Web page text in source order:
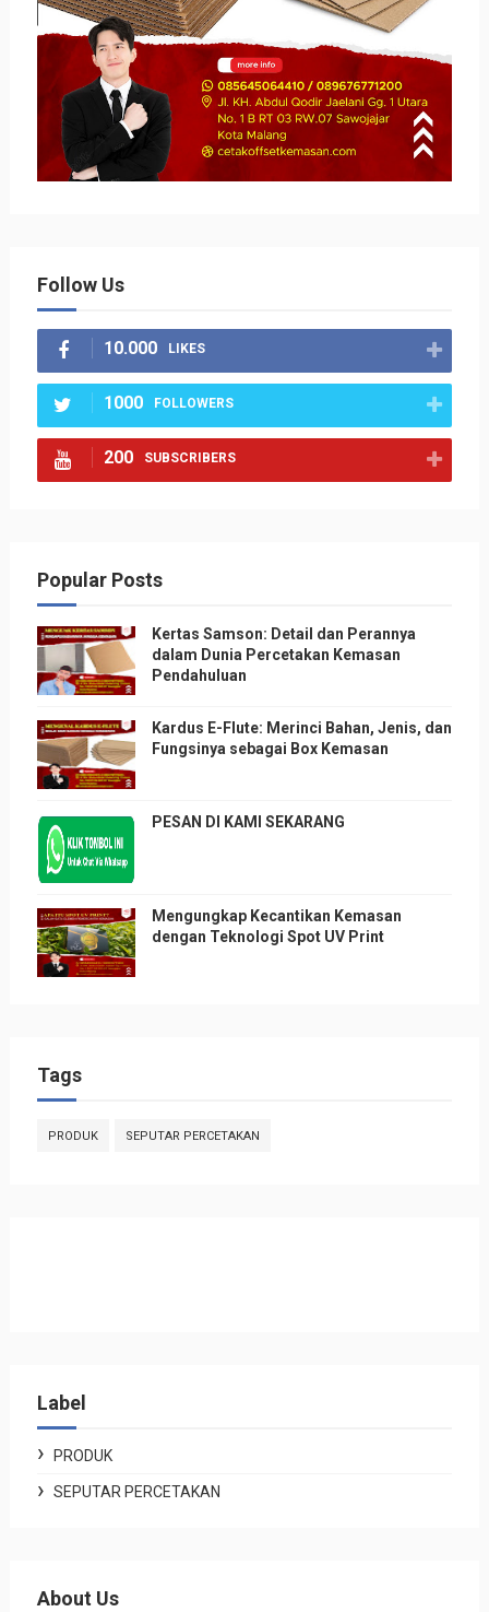
Follow Us
10.000 LIKES
1000 FOLLOWERS
200 SUBSCRIBERS
Popular Posts
Kertas Samson: Detail dan Perannya
dalam Dunia Percetakan Kemasan
Pendahuluan
Kardus E-Flute: Merinci Bahan, Jenis, dan
Fungsinya sebagai Box Kemasan
PESAN DI KAMI SEKARANG
Mengungkap Kecantikan Kemasan
dengan Teknologi Spot UV Print
Tags
PRODUK SEPUTAR PERCETAKAN
Label
PRODUK
SEPUTAR PERCETAKAN
About Us